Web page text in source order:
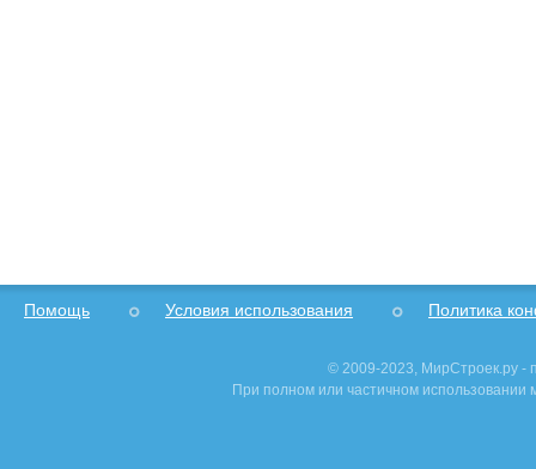
Помощь Условия использования Политика
© 2009-2023, МирСтроек.ру -
При полном или частичном использовании